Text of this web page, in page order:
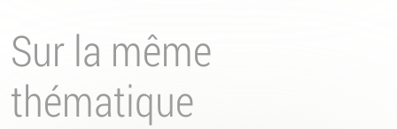
Sur la même
thématique